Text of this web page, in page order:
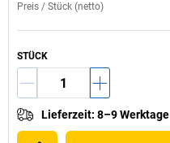
Preis / Stück (netto)
STÜCK
Lieferzeit: 8–9 Werktage